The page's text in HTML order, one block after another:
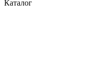
Каталог